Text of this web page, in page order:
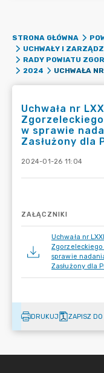
STRONA GŁÓWNA
UCHWAŁY I
RADY POWIATU
2024
Uchwała nr
w sprawie
Zasłużony dla
2024-01-26 11:04
ZAŁĄCZNIKI
Uchwała nr
sprawie
Zasłużony dla
DRUKUJ ZAPISZ DO